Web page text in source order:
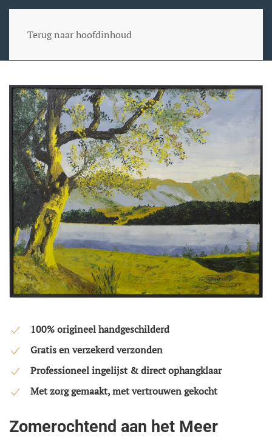
Terug naar hoofdinhoud
100% origineel handgeschilderd
Gratis en verzekerd verzonden
Professioneel ingelijst & direct ophangklaar
Met zorg gemaakt, met vertrouwen gekocht
Zomerochtend aan het Meer